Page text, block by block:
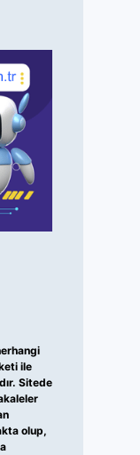
ile
Sitede
olup,